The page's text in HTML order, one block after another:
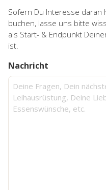
Sofern Du Interesse daran
buchen, lasse uns bitte
als Start- & Endpunkt
ist.
Nachricht